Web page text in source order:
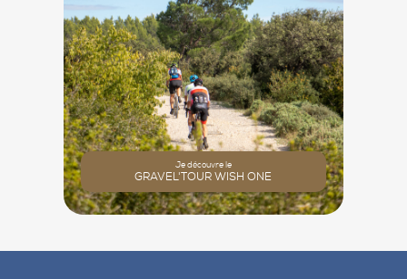
Je découvre le
GRAVEL'TOUR WISH ONE